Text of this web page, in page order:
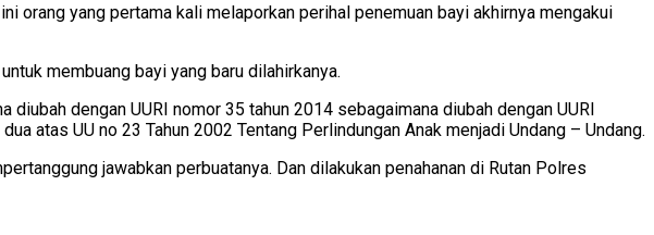
orang yang pertama kali melaporkan perihal penemuan bayi akhirnya mengakui
membuang bayi yang baru dilahirkanya.
dengan UURI nomor 35 tahun 2014 sebagaimana diubah dengan UURI
atas UU no 23 Tahun 2002 Tentang Perlindungan Anak menjadi Undang – Undang.
jawabkan perbuatanya. Dan dilakukan penahanan di Rutan Polres